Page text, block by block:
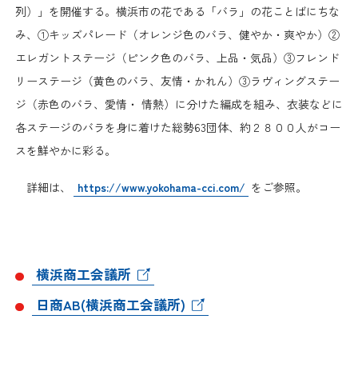
海外ビジネス・貿易証明
情報提供・広報
その他サービス
役員紹介
日商のあゆみ
委員会・専門委員会
青年部・女性会
日商創立100周年宣言
採用情報
列）」を開催する。横浜市の花である「バラ」の花ことばにちな
み、①キッズパレード（オレンジ色のバラ、健やか・爽やか）②
エレガントステージ（ピンク色のバラ、上品・気品）③フレンド
リーステージ（黄色のバラ、友情・かれん）③ラヴィングステー
ジ（赤色のバラ、愛情・ 情熱）に分けた編成を組み、衣装などに
各ステージのバラを身に着けた総勢63団体、約２８００人がコー
スを鮮やかに彩る。
詳細は、 https://www.yokohama-cci.com/ をご参照。
横浜商工会議所
日商AB(横浜商工会議所)